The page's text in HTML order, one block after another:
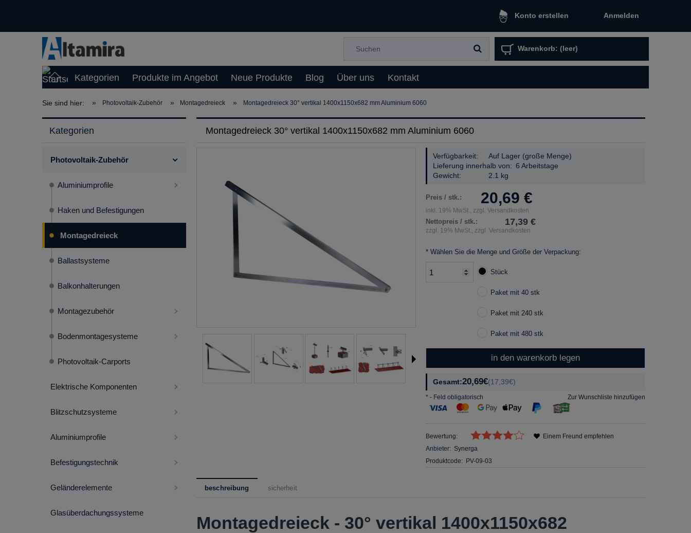
Konto erstellen Anmelden
Warenkorb: (leer)
Kategorien Produkte im Angebot Neue Produkte Blog Über uns Kontakt
Sie sind hier: » Photovoltaik-Zubehör » Montagedreieck » Montagedreieck 30° vertikal 1400x1150x682 mm Aluminium 6060
Kategorien
Photovoltaik-Zubehör
Aluminiumprofile
Haken und Befestigungen
Montagedreieck
Ballastsysteme
Balkonhalterungen
Montagezubehör
Bodenmontagesysteme
Photovoltaik-Carports
Elektrische Komponenten
Blitzschutzsysteme
Aluminiumprofile
Befestigungstechnik
Geländerelemente
Glasüberdachungssysteme
Montagedreieck 30° vertikal 1400x1150x682 mm Aluminium 6060
Verfügbarkeit:
Auf Lager (große Menge)
Lieferung innerhalb von: 6 Arbeitstage
Gewicht:
2.1 kg
Preis / stk.: 20,69 €
inkl. 19% MwSt., zzgl. Versandkosten
Nettopreis / stk.: 17,39 €
zzgl. 19% MwSt., zzgl. Versandkosten
*Wählen Sie die Menge und Größe der Verpackung:
Stück
Paket mit 40 stk
Paket mit 240 stk
Paket mit 480 stk
in den warenkorb legen
Gesamt:20,69€(17,39€)
Zur Wunschliste hinzufügen
*- Feld obligatorisch
Bewertung:
Anbieter: Synerga
Produktcode: PV-09-03
Einem Freund empfehlen
beschreibung sicherheit
Montagedreieck - 30° vertikal 1400x1150x682